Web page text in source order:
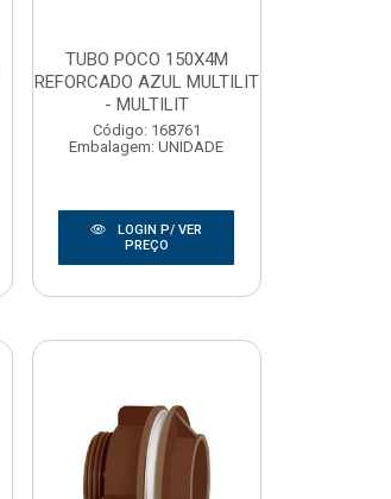
TUBO POCO 150X4M
REFORCADO AZUL MULTILIT
- MULTILIT
Código: 168761
Embalagem: UNIDADE
LOGIN P/ VER
PREÇO